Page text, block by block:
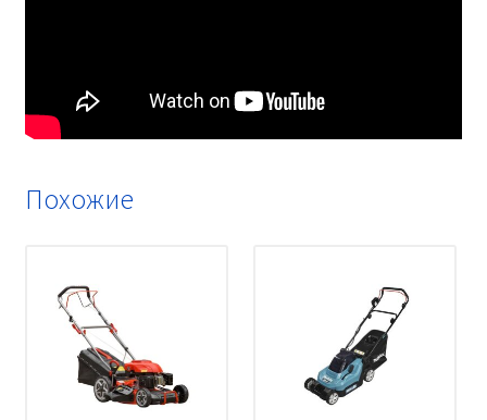
Похожие